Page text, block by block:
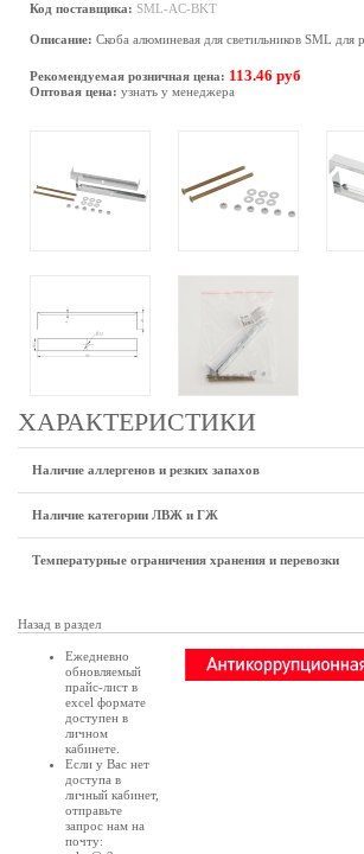
Код поставщика: SML-AC-BKT
Описание: Скоба алюминевая для светильников SML для
Рекомендуемая розничная цена: 113.46 руб
Оптовая цена: узнать у менеджера
ХАРАКТЕРИСТИКИ
Наличие аллергенов и резких запахов
Наличие категории ЛВЖ и ГЖ
Температурные ограничения хранения и перевозки
Назад в раздел
Ежедневно
обновляемый
прайс-лист в
excel формате
доступен в
личном
кабинете
Если у Вас нет
доступа в
личный кабинет,
отправьте
запрос нам на
почту: